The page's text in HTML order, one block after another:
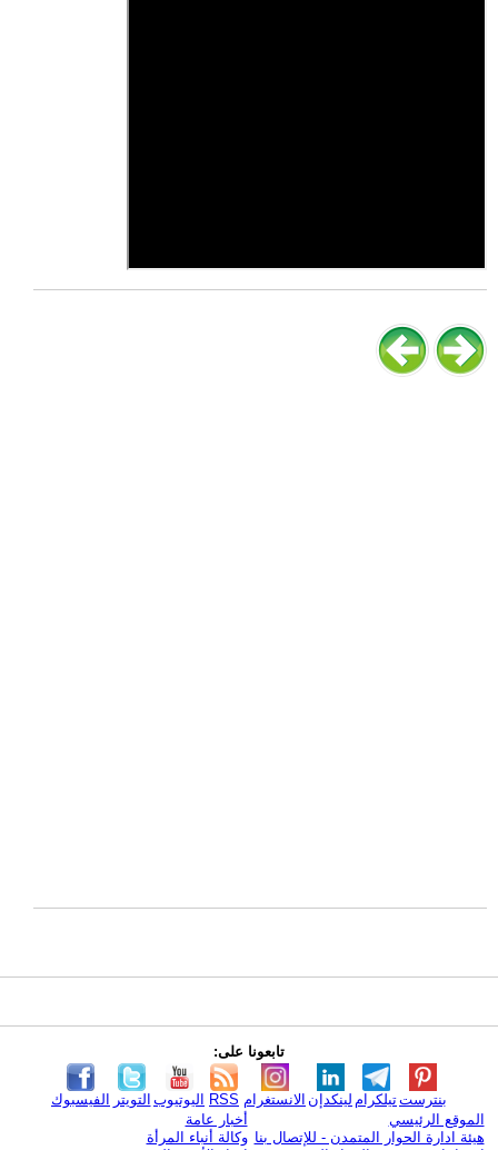
تابعونا على:
الفيسبوك التويتر اليوتيوب RSS الانستغرام لينكدإن تيلكرامبنترست
الموقع الرئيسي
هيئة ادارة الحوار المتمدن - للإتصال بنا
أخبار عامة
وكالة أنباء المرأة